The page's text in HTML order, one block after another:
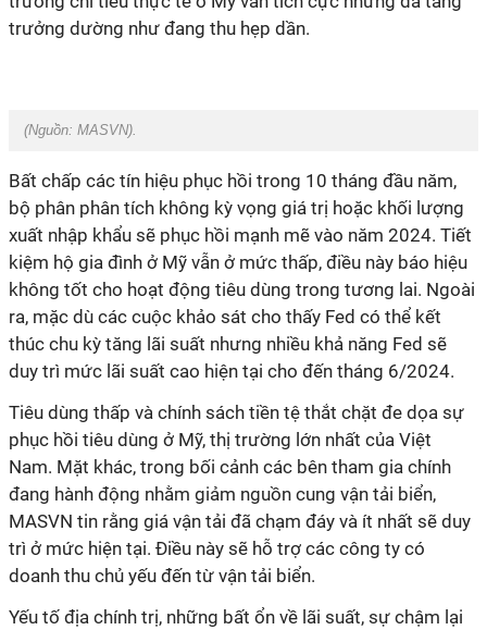
trưởng dường như đang thu hẹp dần.
(Nguồn: MASVN).
Bất chấp các tín hiệu phục hồi trong 10 tháng đầu năm,
bộ phân phân tích không kỳ vọng giá trị hoặc khối lượng
xuất nhập khẩu sẽ phục hồi mạnh mẽ vào năm 2024. Tiết
kiệm hộ gia đình ở Mỹ vẫn ở mức thấp, điều này báo hiệu
không tốt cho hoạt động tiêu dùng trong tương lai. Ngoài
ra, mặc dù các cuộc khảo sát cho thấy Fed có thể kết
thúc chu kỳ tăng lãi suất nhưng nhiều khả năng Fed sẽ
duy trì mức lãi suất cao hiện tại cho đến tháng 6/2024.
Tiêu dùng thấp và chính sách tiền tệ thắt chặt đe dọa sự
phục hồi tiêu dùng ở Mỹ, thị trường lớn nhất của Việt
Nam. Mặt khác, trong bối cảnh các bên tham gia chính
đang hành động nhằm giảm nguồn cung vận tải biển,
MASVN tin rằng giá vận tải đã chạm đáy và ít nhất sẽ duy
trì ở mức hiện tại. Điều này sẽ hỗ trợ các công ty có
doanh thu chủ yếu đến từ vận tải biển.
Yếu tố địa chính trị, những bất ổn về lãi suất, sự chậm lại